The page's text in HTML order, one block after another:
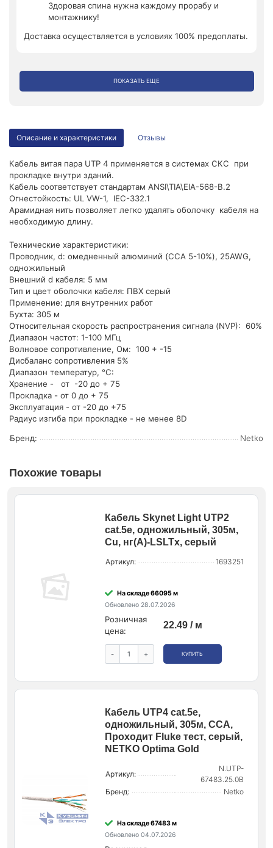
Здоровая спина нужна каждому прорабу и
монтажнику!
Доставка осуществляется в условиях 100% предоплаты.
ПОКАЗАТЬ ЕЩЕ
Описание и характеристики Отзывы
Кабель витая пара UTP 4 применяется в системах СКС при
прокладке внутри зданий.
Кабель соответствует стандартам ANSI\TIA\EIA-568-B.2
Огнестойкость: UL VW-1, IEC-332.1
Арамидная нить позволяет легко удалять оболочку кабеля на
необходимую длину.
Технические характеристики:
Проводник, d: омедненный алюминий (CCA 5-10%), 25AWG,
одножильный
Внешний d кабеля: 5 мм
Тип и цвет оболочки кабеля: ПВХ серый
Применение: для внутренних работ
Бухта: 305 м
Относительная скорость распространения сигнала (NVP): 60%
Диапазон частот: 1-100 МГц
Волновое сопротивление, Ом: 100 + -15
Дисбаланс сопротивления 5%
Диапазон температур, °С:
Хранение - от -20 до + 75
Прокладка - от 0 до + 75
Эксплуатация - от -20 до +75
Радиус изгиба при прокладке - не менее 8D
Бренд:
Netko
Похожие товары
Кабель Skynet Light UTP2
cat.5е, одножильный, 305м,
Cu, нг(А)-LSLTx, серый
Артикул: 1693251
На складе 66095 м
Обновлено 28.07.2026
Розничная
цена:
22.49 / м
- + КУПИТЬ
Кабель UTP4 cat.5e,
одножильный, 305м, CCA,
Проходит Fluke тест, серый,
NETKO Optima Gold
Артикул:
N.UTP-
67483.25.0B
Бренд:
Netko
На складе 67483 м
Обновлено 04.07.2026